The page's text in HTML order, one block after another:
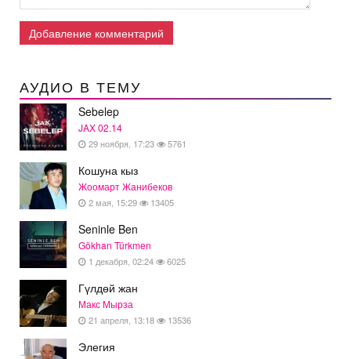
Добавление комментарий
АУДИО В ТЕМУ
Sebelep
JAX 02.14
29 ноября, 17:23 5761
Кошуна кыз
Жоомарт Жанибеков
2 мая, 15:29 13405
Seninle Ben
Gökhan Türkmen
1 декабря, 02:24 6025
Гүлдөй жан
Макс Мырза
21 апреля, 13:18 13536
Элегия